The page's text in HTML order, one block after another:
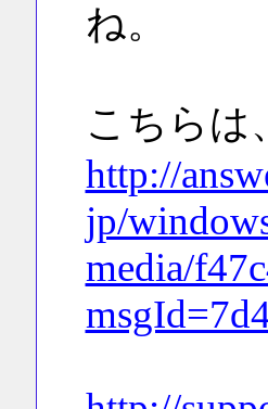
ね。
こちらは
http://
jp/
media/